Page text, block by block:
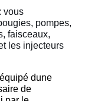
vous
pompes,
faisceaux,
les injecteurs
dune
de